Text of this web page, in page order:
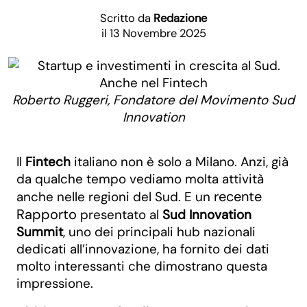
Scritto da Redazione
il 13 Novembre 2025
Roberto Ruggeri, Fondatore del Movimento Sud
Innovation
Il Fintech italiano non è solo a Milano. Anzi, già
da qualche tempo vediamo molta attività
anche nelle regioni del Sud. E un recente
Rapporto presentato al Sud Innovation
Summit, uno dei principali hub nazionali
dedicati all’innovazione, ha fornito dei dati
molto interessanti che dimostrano questa
impressione.